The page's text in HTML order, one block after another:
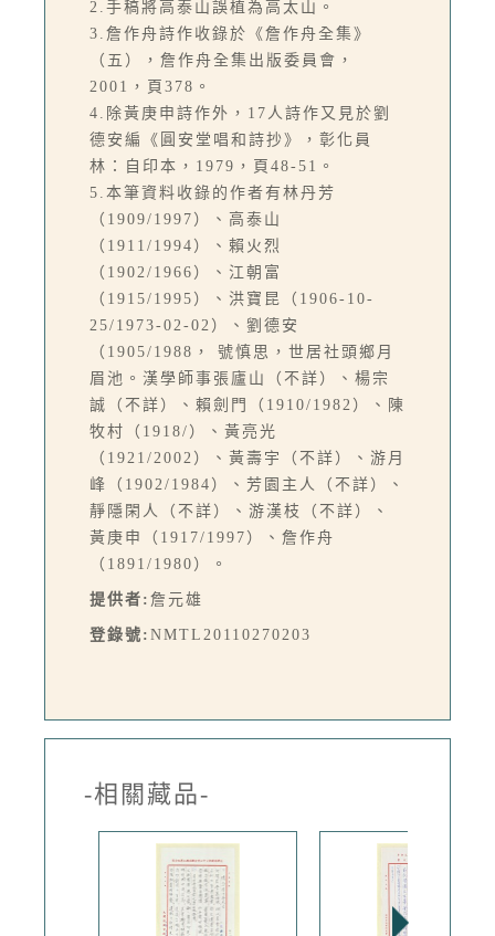
2.手稿將高泰山誤植為高太山。
3.詹作舟詩作收錄於《詹作舟全集》
（五），詹作舟全集出版委員會，
2001，頁378。
4.除黃庚申詩作外，17人詩作又見於劉
德安編《圓安堂唱和詩抄》，彰化員
林：自印本，1979，頁48-51。
5.本筆資料收錄的作者有林丹芳
（1909/1997）、高泰山
（1911/1994）、賴火烈
（1902/1966）、江朝富
（1915/1995）、洪寶昆（1906-10-
25/1973-02-02）、劉德安
（1905/1988， 號慎思，世居社頭鄉月
眉池。漢學師事張廬山（不詳）、楊宗
誠（不詳）、賴劍門（1910/1982）、陳
牧村（1918/）、黃亮光
（1921/2002）、黃壽宇（不詳）、游月
峰（1902/1984）、芳園主人（不詳）、
靜隱閑人（不詳）、游漢枝（不詳）、
黃庚申（1917/1997）、詹作舟
（1891/1980）。
提供者: 詹元雄
登錄號: NMTL20110270203
-相關藏品-